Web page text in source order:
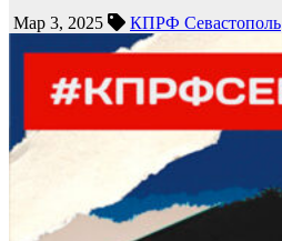
Мар 3, 2025 КПРФ Севастополь